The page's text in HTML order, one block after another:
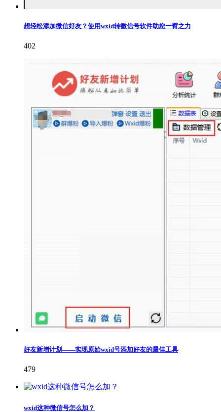
想轻松添加微信好友？使用wxid转微信号软件助您一臂之力
402
好友新增计划——实现原始wxid号添加好友的最佳工具
479
wxid这种微信号怎么加？